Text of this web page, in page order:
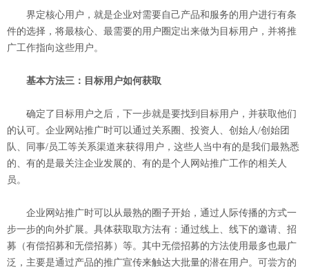
界定核心用户，就是企业对需要自己产品和服务的用户进行有条
件的选择，将最核心、最需要的用户圈定出来做为目标用户，并将推
广工作指向这些用户。
基本方法三：目标用户如何获取
确定了目标用户之后，下一步就是要找到目标用户，并获取他们
的认可。企业网站推广时可以通过关系圈、投资人、创始人/创始团
队、同事/员工等关系渠道来获得用户，这些人当中有的是我们最熟悉
的、有的是最关注企业发展的、有的是个人网站推广工作的相关人
员。
企业网站推广时可以从最熟的圈子开始，通过人际传播的方式一
步一步的向外扩展。具体获取取方法有：通过线上、线下的邀请、招
募（有偿招募和无偿招募）等。其中无偿招募的方法使用最多也最广
泛，主要是通过产品的推广宣传来触达大批量的潜在用户。可尝方的